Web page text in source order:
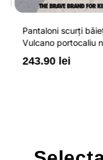
Pantaloni scurți băieți
Vulcano portocaliu
cu buzunare cu
impermeabili și talie
243.90 lei